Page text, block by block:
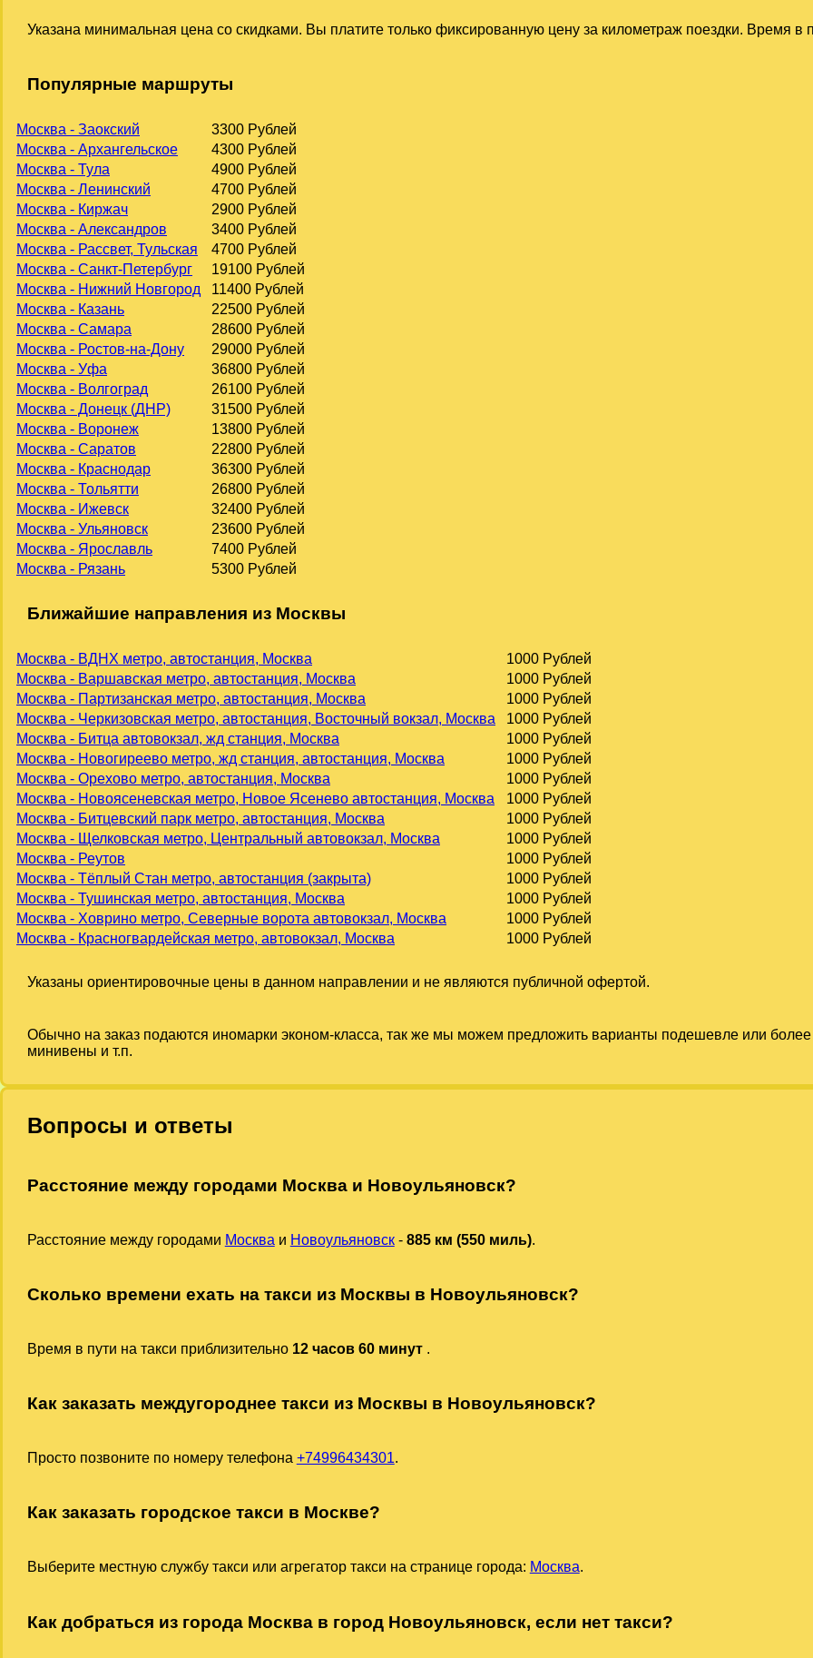
Указана минимальная цена со скидками. Вы платите только фиксированную цену за километраж поездки. Время в
Популярные маршруты
Москва - Заокский
3300 Рублей
Москва - Архангельское
4300 Рублей
Москва - Тула
4900 Рублей
Москва - Ленинский
4700 Рублей
Москва - Киржач
2900 Рублей
Москва - Александров
3400 Рублей
Москва - Рассвет, Тульская
4700 Рублей
Москва - Санкт-Петербург
19100 Рублей
Москва - Нижний Новгород
11400 Рублей
Москва - Казань
22500 Рублей
Москва - Самара
28600 Рублей
Москва - Ростов-на-Дону
29000 Рублей
Москва - Уфа
36800 Рублей
Москва - Волгоград
26100 Рублей
Москва - Донецк (ДНР)
31500 Рублей
Москва - Воронеж
13800 Рублей
Москва - Саратов
22800 Рублей
Москва - Краснодар
36300 Рублей
Москва - Тольятти
26800 Рублей
Москва - Ижевск
32400 Рублей
Москва - Ульяновск
23600 Рублей
Москва - Ярославль
7400 Рублей
Москва - Рязань
5300 Рублей
Ближайшие направления из Москвы
Москва - ВДНХ метро, автостанция, Москва
1000 Рублей
Москва - Варшавская метро, автостанция, Москва
1000 Рублей
Москва - Партизанская метро, автостанция, Москва
1000 Рублей
Москва - Черкизовская метро, автостанция, Восточный вокзал, Москва
1000 Рублей
Москва - Битца автовокзал, жд станция, Москва
1000 Рублей
Москва - Новогиреево метро, жд станция, автостанция, Москва
1000 Рублей
Москва - Орехово метро, автостанция, Москва
1000 Рублей
Москва - Новоясеневская метро, Новое Ясенево автостанция, Москва
1000 Рублей
Москва - Битцевский парк метро, автостанция, Москва
1000 Рублей
Москва - Щелковская метро, Центральный автовокзал, Москва
1000 Рублей
Москва - Реутов
1000 Рублей
Москва - Тёплый Стан метро, автостанция (закрыта)
1000 Рублей
Москва - Тушинская метро, автостанция, Москва
1000 Рублей
Москва - Ховрино метро, Северные ворота автовокзал, Москва
1000 Рублей
Москва - Красногвардейская метро, автовокзал, Москва
1000 Рублей
Указаны ориентировочные цены в данном направлении и не являются публичной офертой.
Обычно на заказ подаются иномарки эконом-класса, так же мы можем предложить варианты подешевле или
минивены и т.п.
Вопросы и ответы
Расстояние между городами Москва и Новоульяновск?
Расстояние между городами Москва и Новоульяновск- 885 км (550 миль).
Сколько времени ехать на такси из Москвы в Новоульяновск?
Время в пути на такси приблизительно 12 часов 60 минут .
Как заказать междугороднее такси из Москвы в Новоульяновск?
Просто позвоните по номеру телефона +74996434301.
Как заказать городское такси в Москве?
Выберите местную службу такси или агрегатор такси на странице города: Москва.
Как добраться из города Москва в город Новоульяновск, если нет такси?